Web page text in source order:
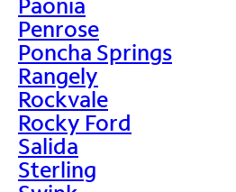
Penrose
Poncha Springs
Rangely
Rockvale
Rocky Ford
Salida
Sterling